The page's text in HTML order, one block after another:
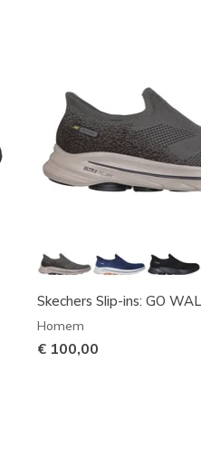
Skechers Slip-ins: GO
Homem
€ 100,00